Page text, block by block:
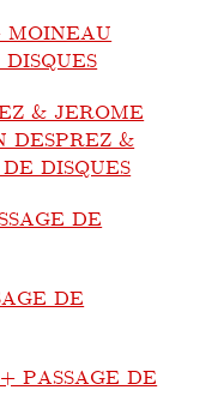
& JEROME
DESPREZ &
DISQUES
DE
DE
PASSAGE DE